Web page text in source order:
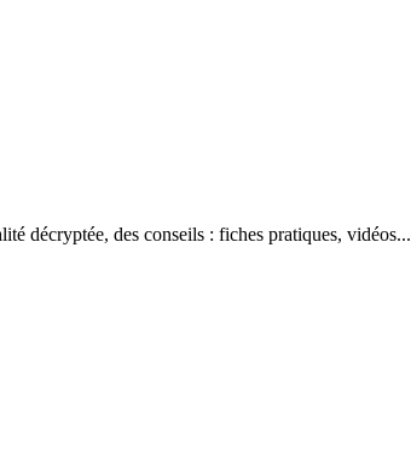
décryptée, des conseils : fiches pratiques, vidéos...